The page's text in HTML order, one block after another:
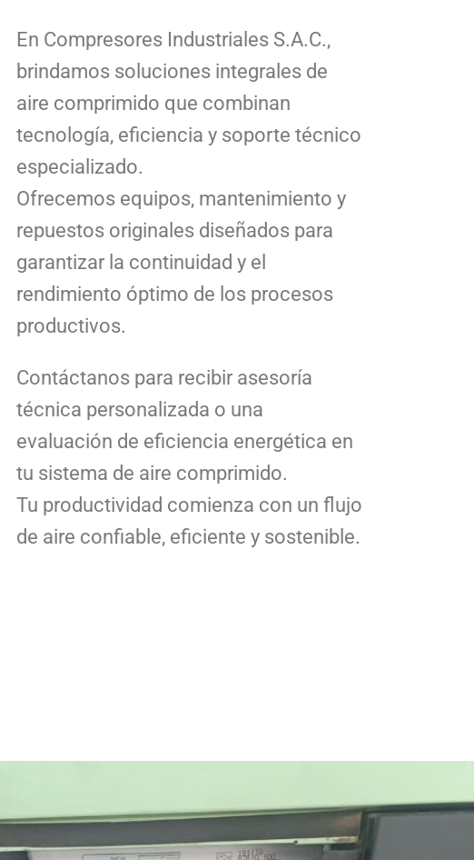
En Compresores Industriales S.A.C.,
brindamos soluciones integrales de
aire comprimido que combinan
tecnología, eficiencia y soporte técnico
especializado.
Ofrecemos equipos, mantenimiento y
repuestos originales diseñados para
garantizar la continuidad y el
rendimiento óptimo de los procesos
productivos.
Contáctanos para recibir asesoría
técnica personalizada o una
evaluación de eficiencia energética en
tu sistema de aire comprimido.
Tu productividad comienza con un flujo
de aire confiable, eficiente y sostenible.